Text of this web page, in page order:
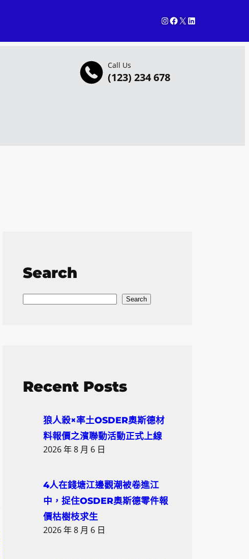
Call Us
(123) 234 678
InstagramFacebook X LinkedIn
Search
S
h
Search
Recent Posts
狼人殺×率土OSDER奧斯德材
料報價之濱聯動活動正式上線
2026 年 8 月 6 日
4人在錢塘江邊觀潮被卷進江
中，捉住OSDER奧斯德零件報
價枯樹枝求生
2026 年 8 月 6 日